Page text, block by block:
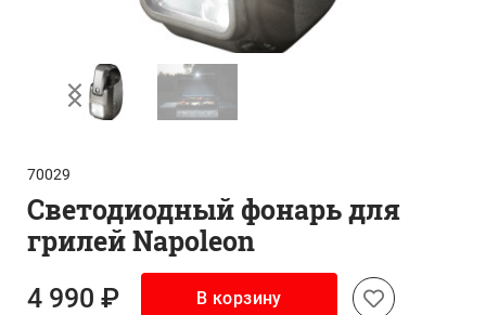
70029
Светодиодный фонарь для
грилей Napoleon
4 990 ₽ В корзину